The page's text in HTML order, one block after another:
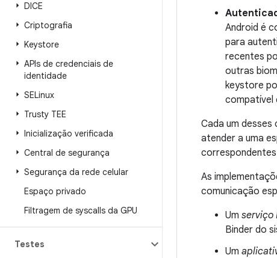
DICE
Criptografia
Keystore
APIs de credenciais de
identidade
SELinux
Trusty TEE
Inicialização verificada
Central de segurança
Segurança da rede celular
Espaço privado
Filtragem de syscalls da GPU
Testes
Android é
para
recentes
outras
keystore
compatível
Cada um
atender a uma
As
comunicação
Um serviço
Binder do
Um